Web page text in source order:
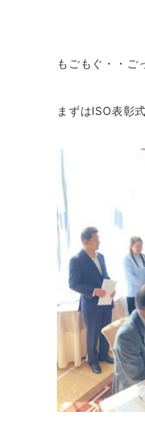
もごもぐ・・
まずはISO表彰